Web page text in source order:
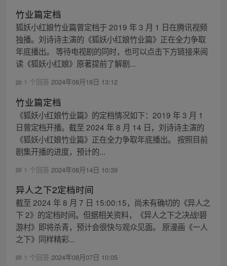
竹业篇定档
狐妖小红娘竹业篇曾定档于 2019 年 3 月 1 日在腾讯视频
独播。刘诗诗主演的《狐妖小红娘竹业篇》正在全力争取
年底播出。 等待电视剧的同时，也可以点击下方链接来阅
读《狐妖小红娘》原著提前了解剧...
1 个回答 2024年08月18日 13:12
竹业篇定档
《狐妖小红娘竹业篇》的定档情况如下：2019 年 3 月 1
日曾定档开播。截至 2024 年 8 月 14 日，刘诗诗主演的
《狐妖小红娘竹业篇》正在全力争取年底播出。 按照目前
剧集开播的进度，预计的...
1 个回答 2024年08月14日 10:39
异人之下2定档时间
截至 2024 年 8 月 7 日 15:00:15，尚未有确切的《异人之
下 2》的定档时间。但据相关资料，《异人之下之决战!碧
游村》即将杀青，预计会很快与观众见面。 原漫画《一人
之下》同样精彩...
1 个回答 2024年08月07日 10:05